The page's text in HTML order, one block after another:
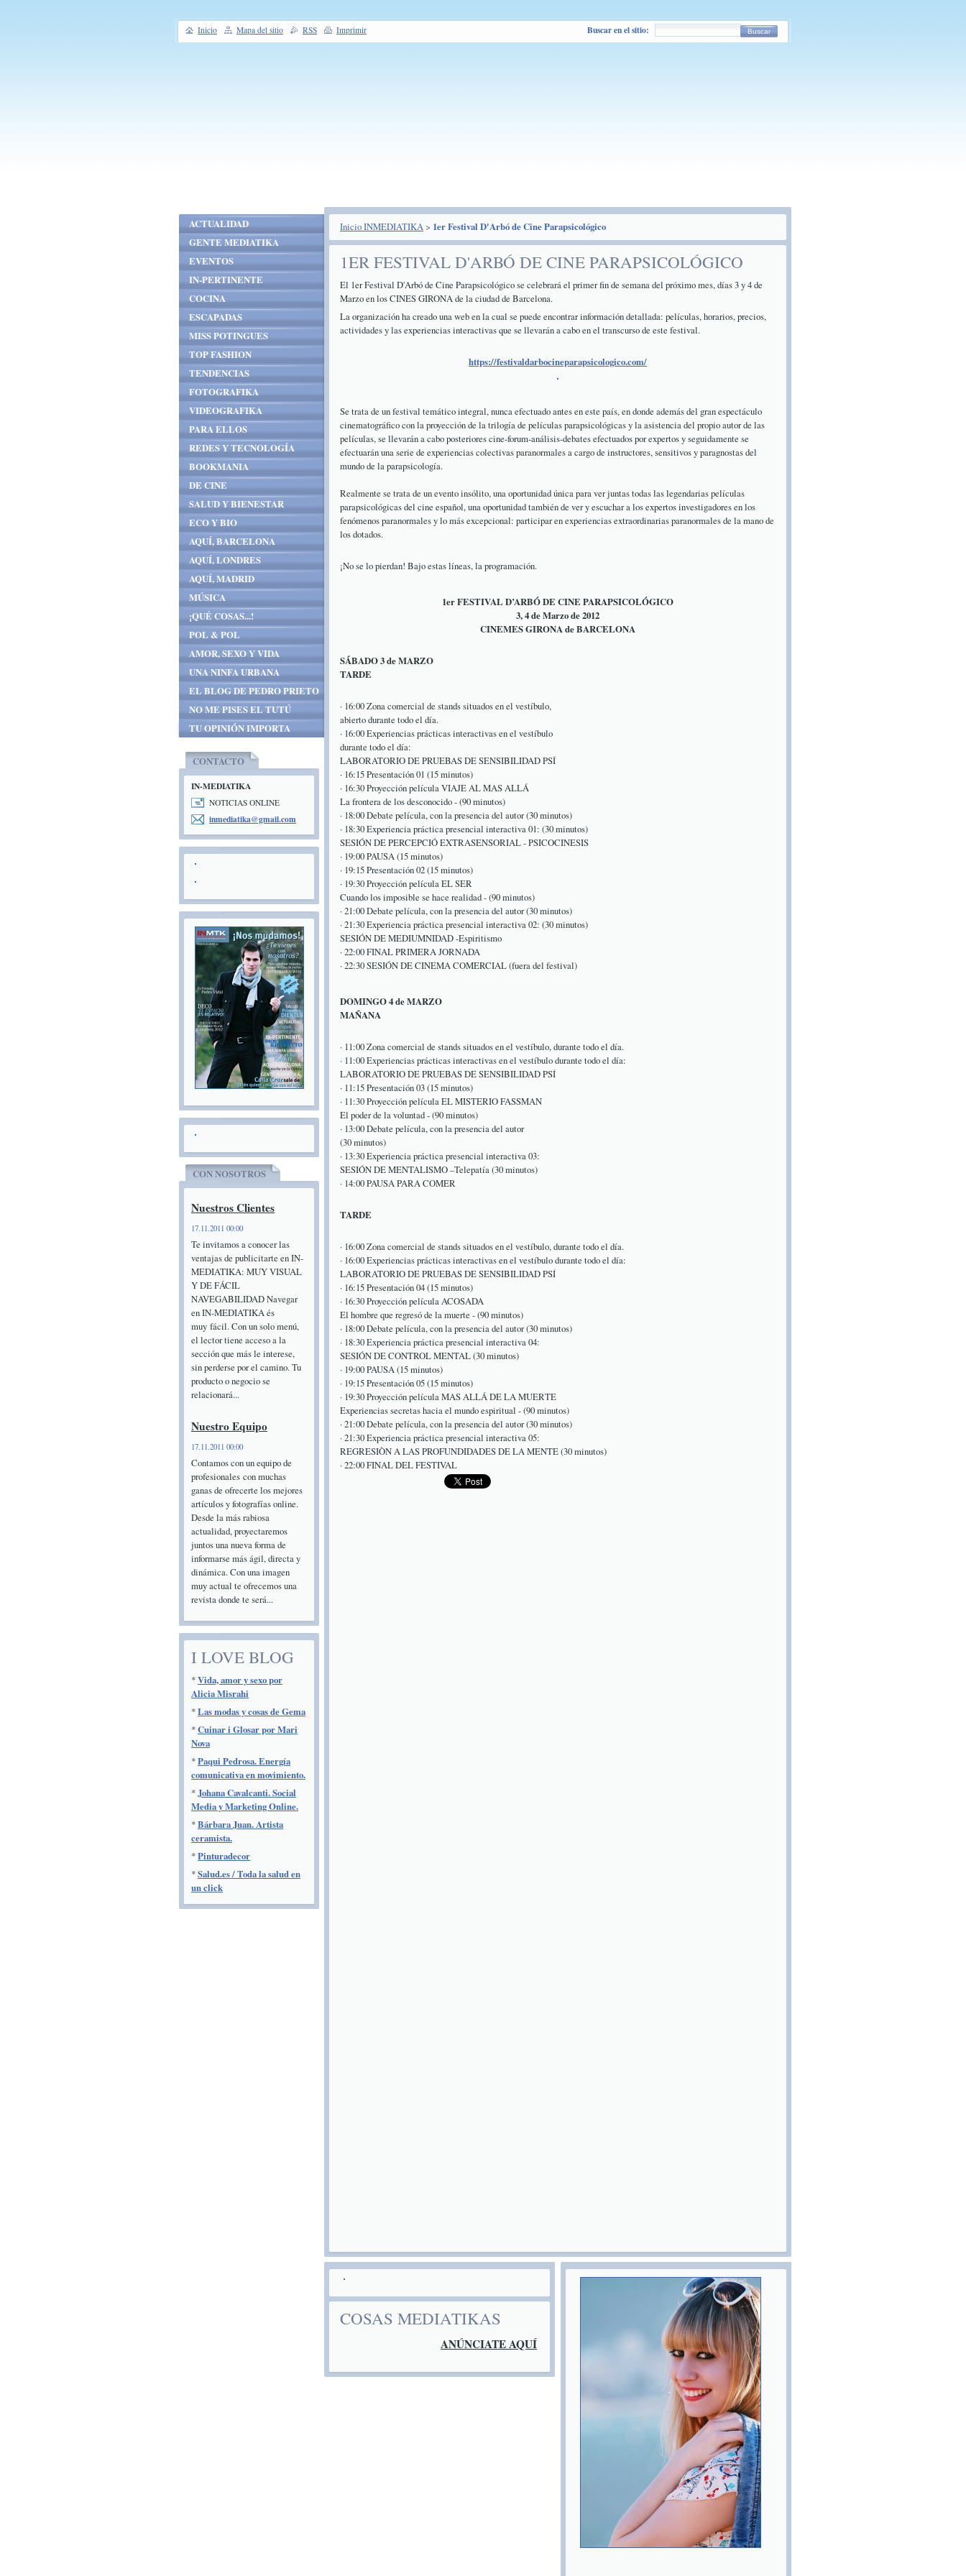
Inicio INMEDIATIKA> 1er Festival D'Arbó de Cine Parapsicológico
1ER FESTIVAL D'ARBÓ DE CINE PARAPSICOLÓGICO
El 1er Festival D'Arbó de Cine Parapsicológico se celebrará el primer fin de semana del próximo mes, días 3 y 4 de
Marzo en los CINES GIRONA de la ciudad de Barcelona.
La organización ha creado una web en la cual se puede encontrar información detallada: películas, horarios, precios,
actividades y las experiencias interactivas que se llevarán a cabo en el transcurso de este festival.
https://festivaldarbocineparapsicologico.com/
Se trata de un festival temático integral, nunca efectuado antes en este país, en donde además del gran espectáculo
cinematográfico con la proyección de la trilogía de películas parapsicológicas y la asistencia del propio autor de las
películas, se llevarán a cabo posteriores cine-forum-análisis-debates efectuados por expertos y seguidamente se
efectuarán una serie de experiencias colectivas paranormales a cargo de instructores, sensitivos y paragnostas del
mundo de la parapsicología.
Realmente se trata de un evento insólito, una oportunidad única para ver juntas todas las legendarias películas
parapsicológicas del cine español, una oportunidad también de ver y escuchar a los expertos investigadores en los
fenómenos paranormales y lo más excepcional: participar en experiencias extraordinarias paranormales de la mano de
los dotados.
¡No se lo pierdan! Bajo estas líneas, la programación.
1er FESTIVAL D’ARBÓ DE CINE PARAPSICOLÓGICO
3, 4 de Marzo de 2012
CINEMES GIRONA de BARCELONA
SÁBADO 3 de MARZO
TARDE
· 16:00 Zona comercial de stands situados en el vestíbulo,
abierto durante todo el día.
· 16:00 Experiencias prácticas interactivas en el vestíbulo
durante todo el día:
LABORATORIO DE PRUEBAS DE SENSIBILIDAD PSÍ
· 16:15 Presentación 01 (15 minutos)
· 16:30 Proyección película VIAJE AL MAS ALLÁ
La frontera de los desconocido - (90 minutos)
· 18:00 Debate película, con la presencia del autor (30 minutos)
· 18:30 Experiencia práctica presencial interactiva 01: (30 minutos)
SESIÓN DE PERCEPCIÓ EXTRASENSORIAL - PSICOCINESIS
· 19:00 PAUSA (15 minutos)
· 19:15 Presentación 02 (15 minutos)
· 19:30 Proyección película EL SER
Cuando los imposible se hace realidad - (90 minutos)
· 21:00 Debate película, con la presencia del autor (30 minutos)
· 21:30 Experiencia práctica presencial interactiva 02: (30 minutos)
SESIÓN DE MEDIUMNIDAD -Espiritismo
· 22:00 FINAL PRIMERA JORNADA
· 22:30 SESIÓN DE CINEMA COMERCIAL (fuera del festival)
DOMINGO 4 de MARZO
MAÑANA
· 11:00 Zona comercial de stands situados en el vestíbulo, durante todo el día.
· 11:00 Experiencias prácticas interactivas en el vestíbulo durante todo el día:
LABORATORIO DE PRUEBAS DE SENSIBILIDAD PSÍ
· 11:15 Presentación 03 (15 minutos)
· 11:30 Proyección película EL MISTERIO FASSMAN
El poder de la voluntad - (90 minutos)
· 13:00 Debate película, con la presencia del autor
(30 minutos)
· 13:30 Experiencia práctica presencial interactiva 03:
SESIÓN DE MENTALISMO –Telepatía (30 minutos)
· 14:00 PAUSA PARA COMER
TARDE
· 16:00 Zona comercial de stands situados en el vestíbulo, durante todo el día.
· 16:00 Experiencias prácticas interactivas en el vestíbulo durante todo el día:
LABORATORIO DE PRUEBAS DE SENSIBILIDAD PSÍ
· 16:15 Presentación 04 (15 minutos)
· 16:30 Proyección película ACOSADA
El hombre que regresó de la muerte - (90 minutos)
· 18:00 Debate película, con la presencia del autor (30 minutos)
· 18:30 Experiencia práctica presencial interactiva 04:
SESIÓN DE CONTROL MENTAL (30 minutos)
· 19:00 PAUSA (15 minutos)
· 19:15 Presentación 05 (15 minutos)
· 19:30 Proyección película MAS ALLÁ DE LA MUERTE
Experiencias secretas hacia el mundo espiritual - (90 minutos)
· 21:00 Debate película, con la presencia del autor (30 minutos)
· 21:30 Experiencia práctica presencial interactiva 05:
REGRESIÒN A LAS PROFUNDIDADES DE LA MENTE (30 minutos)
· 22:00 FINAL DEL FESTIVAL
COSAS MEDIATIKAS
ANÚNCIATE AQUÍ
ACTUALIDAD
GENTE MEDIATIKA
EVENTOS
IN-PERTINENTE
COCINA
ESCAPADAS
MISS POTINGUES
TOP FASHION
TENDENCIAS
FOTOGRAFIKA
VIDEOGRAFIKA
PARA ELLOS
REDES Y TECNOLOGÍA
BOOKMANIA
DE CINE
SALUD Y BIENESTAR
ECO Y BIO
AQUÍ, BARCELONA
AQUÍ, LONDRES
AQUÍ, MADRID
MÚSICA
¡QUÉ COSAS...!
POL & POL
AMOR, SEXO Y VIDA
UNA NINFA URBANA
EL BLOG DE PEDRO PRIETO
NO ME PISES EL TUTÚ
TU OPINIÓN IMPORTA
CONTACTO
IN-MEDIATIKA
NOTICIAS ONLINE
inmediatika@gmail.com
CON NOSOTROS
Nuestros Clientes
17.11.2011 00:00
Te invitamos a conocer las
ventajas de publicitarte en IN-
MEDIATIKA: MUY VISUAL
Y DE FÁCIL
NAVEGABILIDAD Navegar
en IN-MEDIATIKA és
muy fácil. Con un solo menú,
el lector tiene acceso a la
sección que más le interese,
sin perderse por el camino. Tu
producto o negocio se
relacionará...
Nuestro Equipo
17.11.2011 00:00
Contamos con un equipo de
profesionales con muchas
ganas de ofrecerte los mejores
artículos y fotografías online.
Desde la más rabiosa
actualidad, proyectaremos
juntos una nueva forma de
informarse más ágil, directa y
dinámica. Con una imagen
muy actual te ofrecemos una
revista donde te será...
I LOVE BLOG
*Vida, amor y sexo por
Alicia Misrahi
*Las modas y cosas de Gema
*Cuinar i Glosar por Mari
Nova
*Paqui Pedrosa. Energía
comunicativa en movimiento.
*Johana Cavalcanti. Social
Media y Marketing Online.
*Bárbara Juan. Artista
ceramista.
*Pinturadecor
*Salud.es / Toda la salud en
un click
Inicio Mapa del sitio RSS Imprimir Buscar en el sitio: Buscar